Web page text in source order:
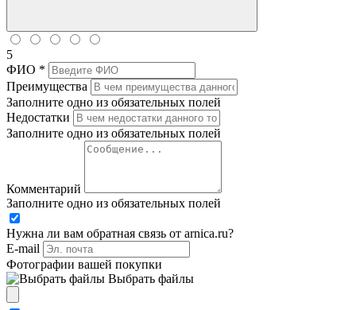
5
ФИО *
Преимущества
Заполните одно из обязательных полей
Недостатки
Заполните одно из обязательных полей
Комментарий
Заполните одно из обязательных полей
Нужна ли вам обратная связь от arnica.ru?
E-mail
Фотографии вашей покупки
Выбрать файлы